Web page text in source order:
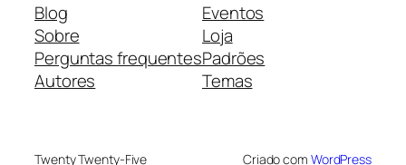
Blog
Sobre
Perguntas frequentes
Autores
Eventos
Loja
Padrões
Temas
Twenty Twenty-Five Criado com WordPress